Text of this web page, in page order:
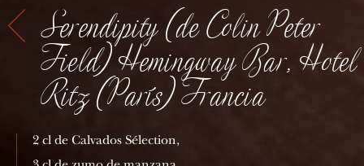
Serendipity (de Colin Peter
Field) Hemingway Bar, Hotel
Ritz (París) Francia
2 cl de Calvados Sélection,